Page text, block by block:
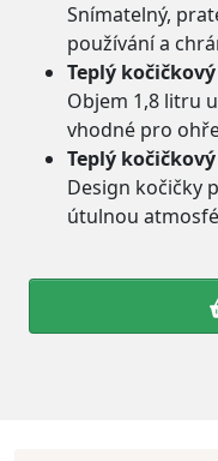
Snímatelný,
používání a
Teplý
Objem 1,8 litru
vhodné pro
Teplý
Design kočičky
útulnou